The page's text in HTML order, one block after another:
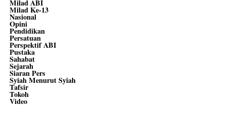
Milad ABI
Milad Ke-13
Nasional
Opini
Pendidikan
Persatuan
Perspektif ABI
Pustaka
Sahabat
Sejarah
Siaran Pers
Syiah Menurut Syiah
Tafsir
Tokoh
Video